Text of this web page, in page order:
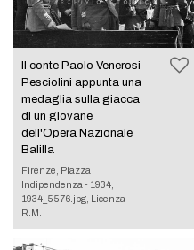
Il conte Paolo Venerosi
Pesciolini appunta una
medaglia sulla giacca
di un giovane
dell'Opera Nazionale
Balilla
Firenze, Piazza
Indipendenza - 1934,
1934_5576.jpg, Licenza
R.M.